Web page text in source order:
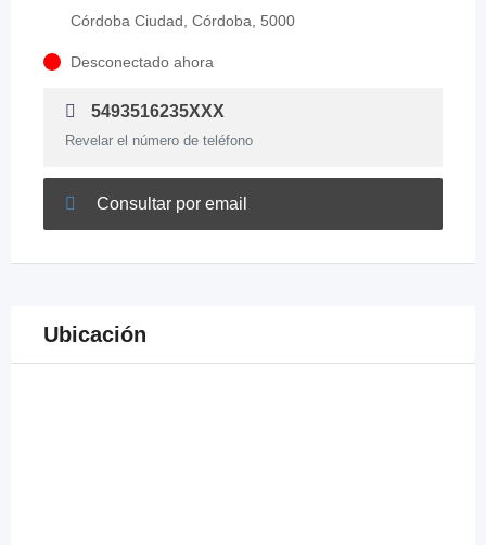
Córdoba Ciudad, Córdoba, 5000
Desconectado ahora
5493516235XXX
Revelar el número de teléfono
Consultar por email
Ubicación